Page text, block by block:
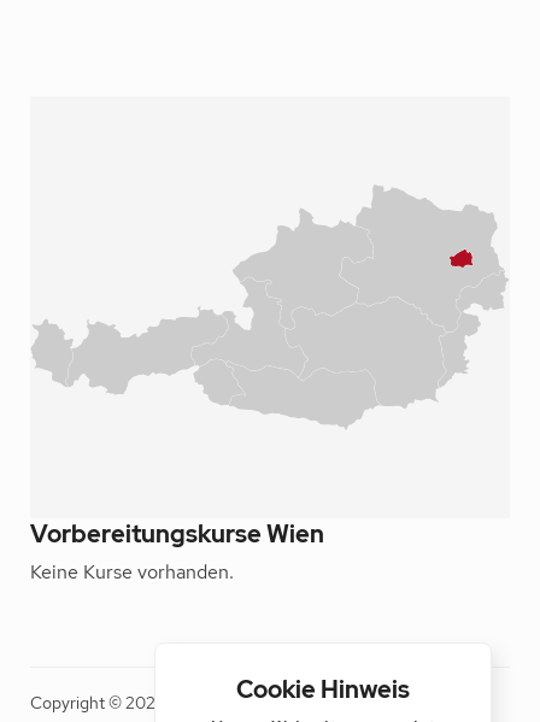
Vorbereitungskurse Wien
Keine Kurse vorhanden.
Copyright © 2026 BÖV Cookie Hinweis